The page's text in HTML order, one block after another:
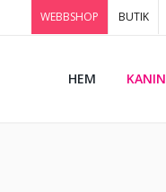
WEBBSHOP BUTIK
HEM KANIN